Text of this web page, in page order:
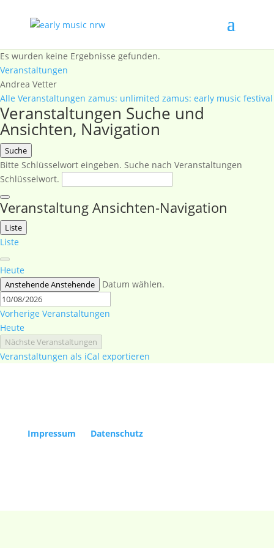
Es wurden keine Ergebnisse gefunden.
Veranstaltungen
Andrea Vetter
Alle Veranstaltungen zamus: unlimited zamus: early music festival
Veranstaltungen Suche und
Ansichten, Navigation
Suche
Bitte Schlüsselwort eingeben. Suche nach Veranstaltungen
Schlüsselwort.
Veranstaltung Ansichten-Navigation
Liste
Liste
Heute
AnstehendeAnstehende Datum wählen.
Vorherige Veranstaltungen
Heute
NächsteVeranstaltungen
Veranstaltungen als iCal exportieren
Impressum
Datenschutz